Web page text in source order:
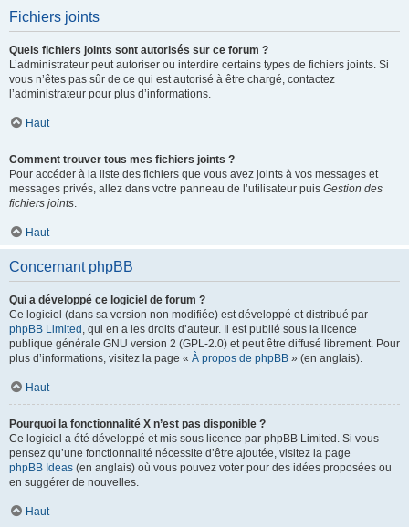
Fichiers joints
Quels fichiers joints sont autorisés sur ce forum ?
L’administrateur peut autoriser ou interdire certains types de fichiers joints. Si
vous n’êtes pas sûr de ce qui est autorisé à être chargé, contactez
l’administrateur pour plus d’informations.
Haut
Comment trouver tous mes fichiers joints ?
Pour accéder à la liste des fichiers que vous avez joints à vos messages et
messages privés, allez dans votre panneau de l’utilisateur puis Gestion des
fichiers joints.
Haut
Concernant phpBB
Qui a développé ce logiciel de forum ?
Ce logiciel (dans sa version non modifiée) est développé et distribué par
phpBB Limited , qui en a les droits d’auteur. Il est publié sous la licence
publique générale GNU version 2 (GPL-2.0) et peut être diffusé librement. Pour
plus d’informations, visitez la page « À propos de phpBB » (en anglais).
Haut
Pourquoi la fonctionnalité X n’est pas disponible ?
Ce logiciel a été développé et mis sous licence par phpBB Limited. Si vous
pensez qu’une fonctionnalité nécessite d’être ajoutée, visitez la page
phpBB Ideas (en anglais) où vous pouvez voter pour des idées proposées ou
en suggérer de nouvelles.
Haut